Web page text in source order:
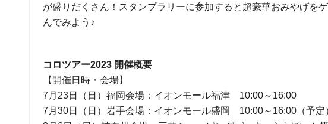
が盛りだくさん！スタンプラリーに参加すると超豪華おみやげを
んでみよう♪
コロツアー2023 開催概要
【開催日時・会場】
7月23日（日）福岡会場：イオンモール福津 10:00～16:00
7月30日（日）岩手会場：イオンモール盛岡 10:00～16:00（予定